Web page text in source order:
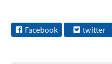
Facebook twitter